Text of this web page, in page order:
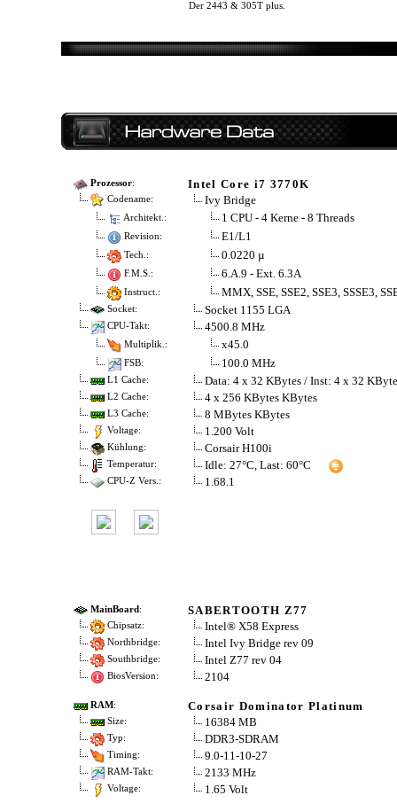
Der 2443 & 305T plus.
Prozessor: Intel Core i7 3770K
Codename: Ivy Bridge
Architekt.: 1 CPU - 4 Kerne - 8 Threads
Revision: E1/L1
Tech.: 0.0220 µ
F.M.S.: 6.A.9 - Ext. 6.3A
Instruct.: MMX, SSE, SSE2, SSE3, SSSE3,
Socket: Socket 1155 LGA
CPU-Takt: 4500.8 MHz
Multiplik.: x45.0
FSB: 100.0 MHz
L1 Cache: Data: 4 x 32 KBytes / Inst: 4 x 32
L2 Cache: 4 x 256 KBytes KBytes
L3 Cache: 8 MBytes KBytes
Voltage: 1.200 Volt
Kühlung: Corsair H100i
Temperatur: Idle: 27°C, Last: 60°C
CPU-Z Vers.: 1.68.1
MainBoard: SABERTOOTH Z77
Chipsatz: Intel® X58 Express
Northbridge: Intel Ivy Bridge rev 09
Southbridge: Intel Z77 rev 04
BiosVersion: 2104
RAM: Corsair Dominator Platinum
Size: 16384 MB
Typ: DDR3-SDRAM
Timing: 9.0-11-10-27
RAM-Takt: 2133 MHz
Voltage: 1.65 Volt